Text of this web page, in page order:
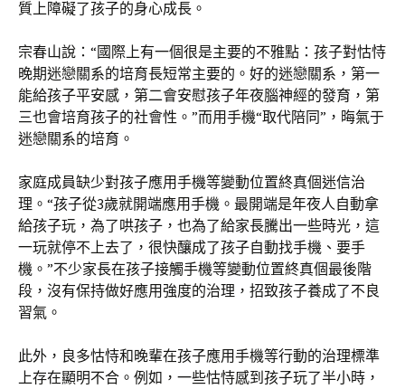
質上障礙了孩子的身心成長。
宗春山說：“國際上有一個很是主要的不雅點：孩子對怙恃
晚期迷戀關系的培育長短常主要的。好的迷戀關系，第一
能給孩子平安感，第二會安慰孩子年夜腦神經的發育，第
三也會培育孩子的社會性。”而用手機“取代陪同”，晦氣于
迷戀關系的培育。
家庭成員缺少對孩子應用手機等變動位置終真個迷信治
理。“孩子從3歲就開端應用手機。最開端是年夜人自動拿
給孩子玩，為了哄孩子，也為了給家長騰出一些時光，這
一玩就停不上去了，很快釀成了孩子自動找手機、要手
機。”不少家長在孩子接觸手機等變動位置終真個最後階
段，沒有保持做好應用強度的治理，招致孩子養成了不良
習氣。
此外，良多怙恃和晚輩在孩子應用手機等行動的治理標準
上存在顯明不合。例如，一些怙恃感到孩子玩了半小時，